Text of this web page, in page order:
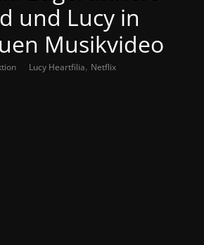
und Lucy in
Musikvideo
Lucy Heartfilia, Netflix